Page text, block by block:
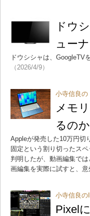
ドウ
ュー
ドウシシャは、GoogleTV
（2026/4/9）
小寺信良の
メモ
るの
Appleが発売した10万円切
固定という割り切ったス
判明したが、動画編集で
画編集を実際に試すと、意
小寺信良の
Pixel